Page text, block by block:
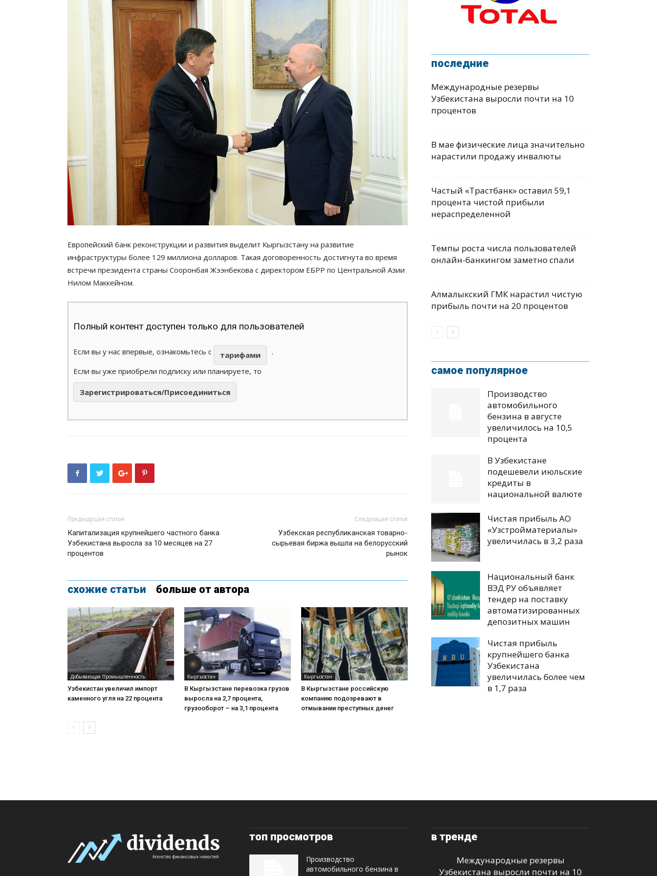
Европейский банк реконструкции и развития выделит Кыргызстану на развитие
инфраструктуры более 129 миллиона долларов. Такая договоренность достигнута во время
встречи президента страны Сооронбая Жээнбекова с директором ЕБРР по Центральной Азии
Нилом Маккейном.
Полный контент доступен только для пользователей
Если вы у нас впервые, ознакомьтесь с тарифами
.
Если вы уже приобрели подписку или планируете, то
Зарегистрироваться/Присоединиться
Предыдущая статья
Капитализация крупнейшего частного банка
Узбекистана выросла за 10 месяцев на 27
процентов
Следующая статья
Узбекская республиканская товарно-
сырьевая биржа вышла на белорусский
рынок
схожие статьи больше от автора
Добывающая Промышленность
Узбекистан увеличил импорт
каменного угля на 22 процента
Кыргызстан
В Кыргызстане перевозка грузов
выросла на 2,7 процента,
грузооборот – на 3,1 процента
Кыргызстан
В Кыргызстане российскую
компанию подозревают в
отмывании преступных денег
последние
Международные резервы
Узбекистана выросли почти на 10
процентов
В мае физические лица значительно
нарастили продажу инвалюты
Частый «Трастбанк» оставил 59,1
процента чистой прибыли
нераспределенной
Темпы роста числа пользователей
онлайн-банкингом заметно спали
Алмалыкский ГМК нарастил чистую
прибыль почти на 20 процентов
самое популярное
Производство
автомобильного
бензина в августе
увеличилось на 10,5
процента
В Узбекистане
подешевели июльские
кредиты в
национальной валюте
Чистая прибыль АО
«Узстройматериалы»
увеличилась в 3,2 раза
Национальный банк
ВЭД РУ объявляет
тендер на поставку
автоматизированных
депозитных машин
Чистая прибыль
крупнейшего банка
Узбекистана
увеличилась более чем
в 1,7 раза
топ просмотров
Производство
автомобильного бензина в
в тренде
Международные резервы
Узбекистана выросли почти на 10